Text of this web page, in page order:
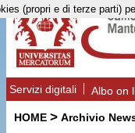
Servizi digitali Albo on
HOME > Archivio
(propri e di terze parti)